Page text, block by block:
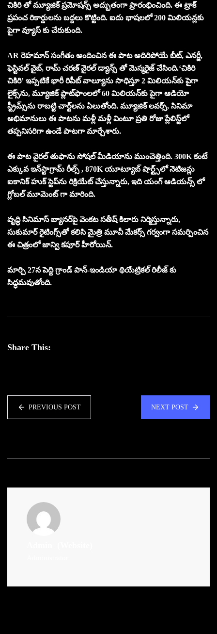
చికిరి తో మ్యూజిక్ ప్రమోషన్స్ అద్భుతంగా ప్రారంభించింది. ఈ ట్రాక్
ప్రపంచ రికార్డులను బద్దలు కొట్టింది. ఐదు భాషలలో 200 మిలియన్లకు
పైగా వ్యూస్ కు చేరుకుంది.
AR రెహమాన్ సంగీతం అందించిన ఈ పాట అదిరిపోయే బీట్, ఎనర్జీ,
ఫెస్టివల్ వైబ్, రామ్ చరణ్ వైరల్ డ్యాన్స్ తో మెస్మరైజ్ చేసింది.‘చికిరి
చికిరి’ ఇప్పటికే భారీ రిపీట్ వాల్యూను సాధిస్తూ 2 మిలియన్‌కు పైగా
లైక్స్‌ను, మ్యూజిక్ ప్లాట్‌ఫాంలలో 60 మిలియన్‌కు పైగా ఆడియో
స్ట్రీమ్స్‌ను రాబట్టి చార్ట్‌లను ఏలుతోంది. మ్యూజిక్ లవర్స్‌, సినిమా
అభిమానులు ఈ పాటను మళ్లీ మళ్లీ వింటూ ప్రతి రోజు ప్లేలిస్ట్‌లో
తప్పనిసరిగా ఉండే పాటగా మార్చేశారు.
ఈ పాట వైరల్ తుఫాను సోషల్ మీడియాను ముంచెత్తింది. 300K కంటే
ఎక్కువ ఇన్‌స్టాగ్రామ్ రీల్స్ , 870K యూట్యూబ్ షార్ట్స్‌లో నెటిజన్లు
ఐకానిక్ హుక్ స్టెప్‌ను రిక్రియేట్ చేస్తున్నారు, ఇది యంగ్ ఆడియన్స్ లో
గ్లోబల్ మూమెంట్ గా మారింది.
వృద్ధి సినిమాస్ బ్యానర్‌పై వెంకట సతీష్ కిలారు నిర్మిస్తున్నారు,
సుకుమార్ రైటింగ్స్‌తో కలిసి మైత్రి మూవీ మేకర్స్ గర్వంగా సమర్పించిన
ఈ చిత్రంలో జాన్వి కపూర్ హీరోయిన్.
మార్చి 27న పెద్ది గ్రాండ్ పాన్-ఇండియా థియేట్రికల్ రిలీజ్ కు
సిద్ధమవుతోంది.
Share This:
PREVIOUS POST NEXT POST